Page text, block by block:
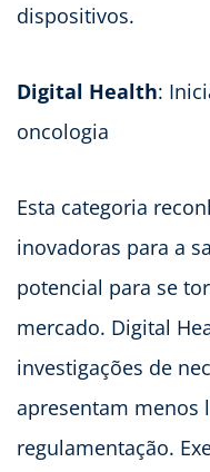
dispositivos.
Digital Health:
oncologia
Esta categoria
inovadoras para a
potencial para se
mercado. Digital
investigações de
apresentam menos
regulamentação.